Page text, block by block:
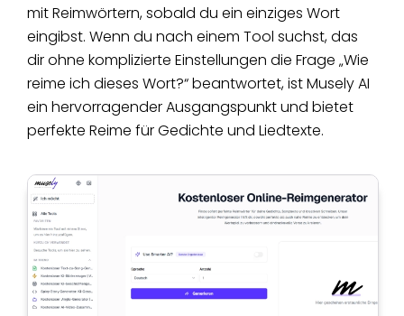
mit Reimwörtern, sobald du ein einziges Wort
eingibst. Wenn du nach einem Tool suchst, das
dir ohne komplizierte Einstellungen die Frage „Wie
reime ich dieses Wort?“ beantwortet, ist Musely AI
ein hervorragender Ausgangspunkt und bietet
perfekte Reime für Gedichte und Liedtexte.